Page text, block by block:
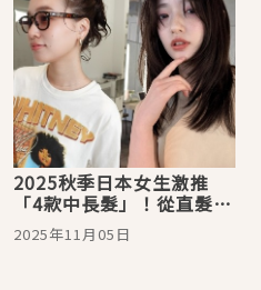
2025秋季日本女生激推
「4款中長髮」！從直髮、
微捲、編髮造型推薦
2025年11月05日